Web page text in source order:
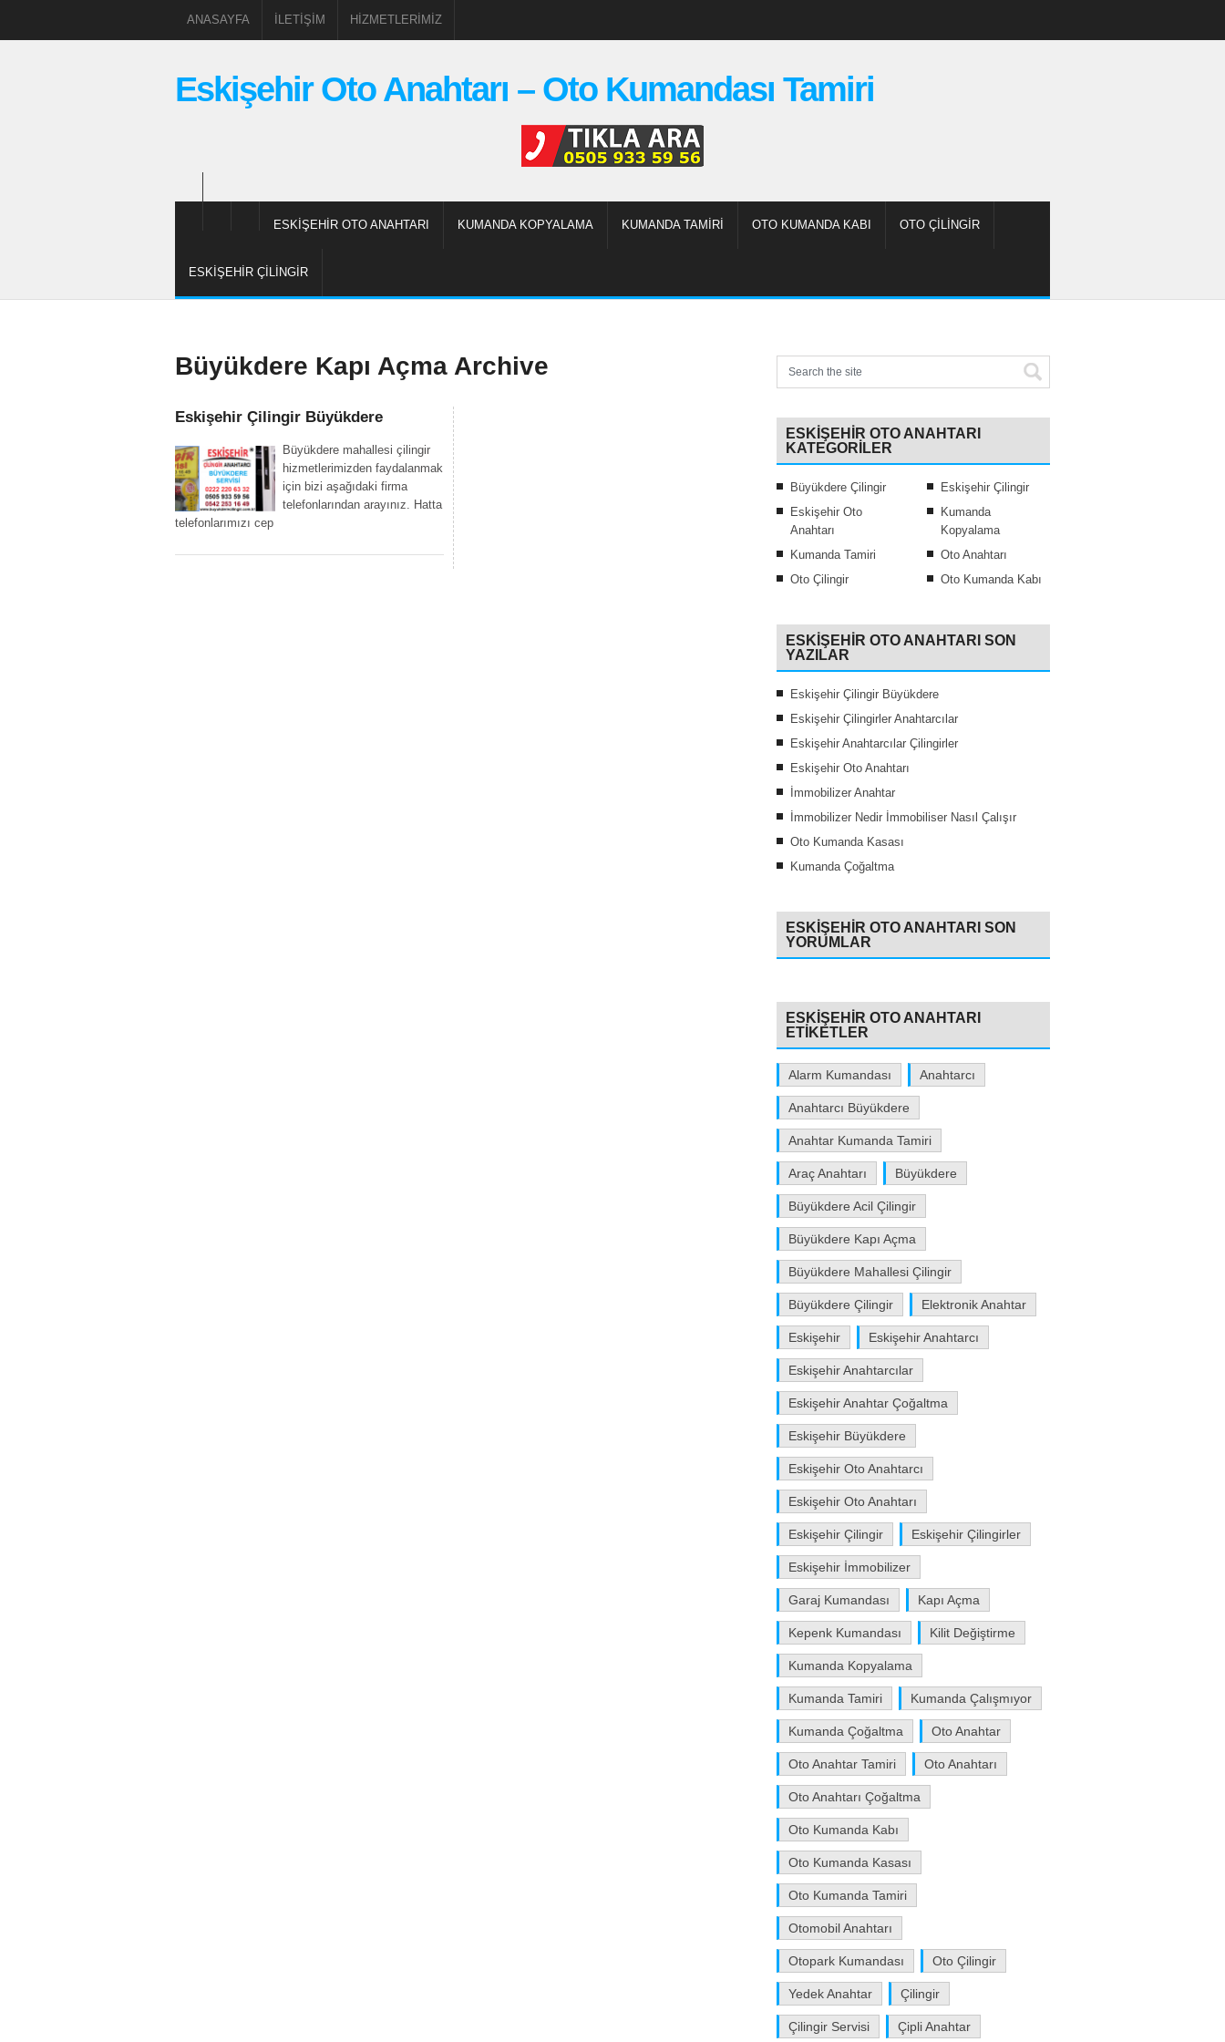
ANASAYFA İLETIŞIM HIZMETLERIMIZ
Eskişehir Oto Anahtarı – Oto Kumandası Tamiri
ESKIŞEHIR OTO ANAHTARI KUMANDA KOPYALAMA KUMANDA TAMIRI OTO KUMANDA KABI OTO ÇILINGIR
ESKIŞEHIR ÇILINGIR
Büyükdere Kapı Açma Archive
Eskişehir Çilingir Büyükdere
Büyükdere mahallesi çilingir
hizmetlerimizden faydalanmak
için bizi aşağıdaki firma
telefonlarından arayınız. Hatta
telefonlarımızı cep
ESKIŞEHIR OTO ANAHTARI
KATEGORILER
Büyükdere Çilingir
Eskişehir Çilingir
Eskişehir Oto
Anahtarı
Kumanda
Kopyalama
Kumanda Tamiri
Oto Anahtarı
Oto Çilingir
Oto Kumanda Kabı
ESKIŞEHIR OTO ANAHTARI SON
YAZILAR
Eskişehir Çilingir Büyükdere
Eskişehir Çilingirler Anahtarcılar
Eskişehir Anahtarcılar Çilingirler
Eskişehir Oto Anahtarı
İmmobilizer Anahtar
İmmobilizer Nedir İmmobiliser Nasıl Çalışır
Oto Kumanda Kasası
Kumanda Çoğaltma
ESKIŞEHIR OTO ANAHTARI SON
YORUMLAR
ESKIŞEHIR OTO ANAHTARI
ETIKETLER
Alarm Kumandası Anahtarcı
Anahtarcı Büyükdere
Anahtar Kumanda Tamiri
Araç Anahtarı Büyükdere
Büyükdere Acil Çilingir
Büyükdere Kapı Açma
Büyükdere Mahallesi Çilingir
Büyükdere Çilingir Elektronik Anahtar
Eskişehir Eskişehir Anahtarcı
Eskişehir Anahtarcılar
Eskişehir Anahtar Çoğaltma
Eskişehir Büyükdere
Eskişehir Oto Anahtarcı
Eskişehir Oto Anahtarı
Eskişehir Çilingir Eskişehir Çilingirler
Eskişehir İmmobilizer
Garaj Kumandası Kapı Açma
Kepenk Kumandası Kilit Değiştirme
Kumanda Kopyalama
Kumanda Tamiri Kumanda Çalışmıyor
Kumanda Çoğaltma Oto Anahtar
Oto Anahtar Tamiri Oto Anahtarı
Oto Anahtarı Çoğaltma
Oto Kumanda Kabı
Oto Kumanda Kasası
Oto Kumanda Tamiri
Otomobil Anahtarı
Otopark Kumandası Oto Çilingir
Yedek Anahtar Çilingir
Çilingir Servisi Çipli Anahtar